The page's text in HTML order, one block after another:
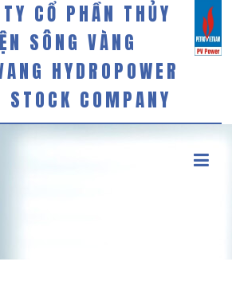
CỔ PHẦN THỦY
SÔNG VÀNG
HYDROPOWER
COMPANY